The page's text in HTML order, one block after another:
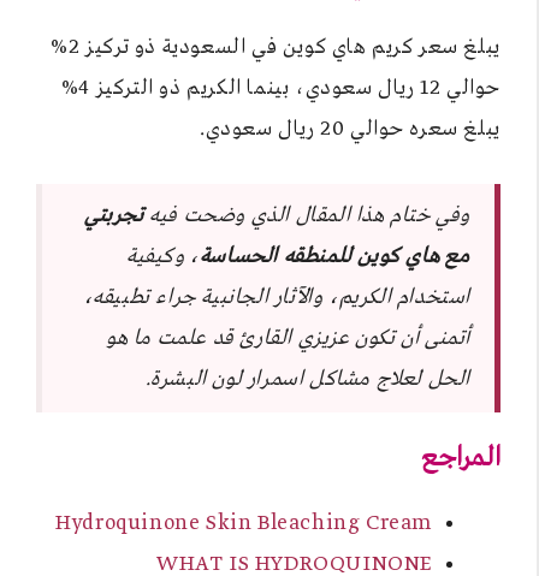
يبلغ سعر كريم هاي كوين في السعودية ذو تركيز 2%
حوالي 12 ريال سعودي، بينما الكريم ذو التركيز 4%
يبلغ سعره حوالي 20 ريال سعودي.
وفي ختام هذا المقال الذي وضحت فيهتجربتي
مع هاي كوين للمنطقه الحساسة، وكيفية
استخدام الكريم، والآثار الجانبية جراء تطبيقه،
أتمنى أن تكون عزيزي القارئ قد علمت ما هو
الحل لعلاج مشاكل اسمرار لون البشرة.
المراجع
Hydroquinone Skin Bleaching Cream
WHAT IS HYDROQUINONE